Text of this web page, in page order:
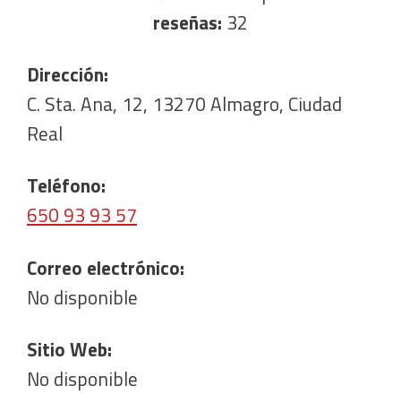
reseñas: 32
Dirección:
C. Sta. Ana, 12, 13270 Almagro, Ciudad
Real
Teléfono:
650 93 93 57
Correo electrónico:
No disponible
Sitio Web:
No disponible